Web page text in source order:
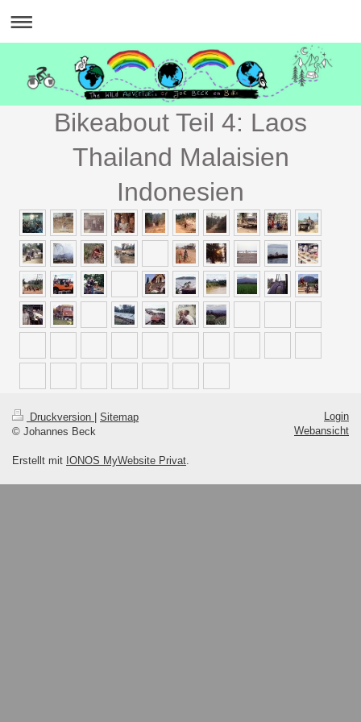
Bikeabout Teil 4: Laos
Thailand Malaisien
Indonesien
Druckversion
Sitemap
© Johannes Beck
Erstellt mit IONOS MyWebsite Privat
Login
Webansicht